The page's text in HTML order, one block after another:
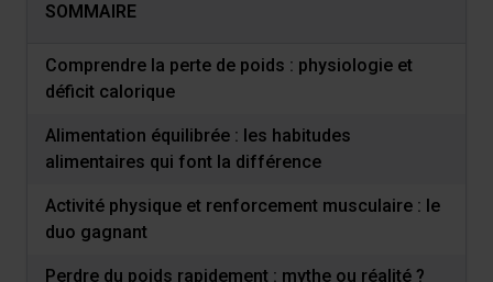
SOMMAIRE
Comprendre la perte de poids : physiologie et
déficit calorique
Alimentation équilibrée : les habitudes
alimentaires qui font la différence
Activité physique et renforcement musculaire : le
duo gagnant
Perdre du poids rapidement : mythe ou réalité ?